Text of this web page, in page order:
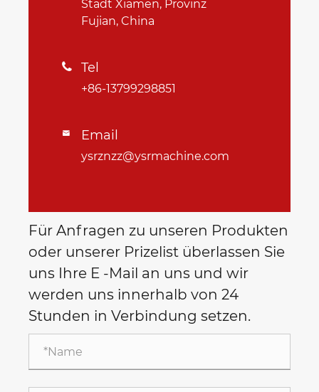
Stadt Xiamen, Provinz
Fujian, China
 Tel
+86-13799298851
 Email
ysrznzz@ysrmachine.com
Für Anfragen zu unseren Produkten
oder unserer Prizelist überlassen Sie
uns Ihre E -Mail an uns und wir
werden uns innerhalb von 24
Stunden in Verbindung setzen.